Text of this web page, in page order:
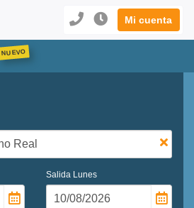
Mi cuenta
Salida Lunes